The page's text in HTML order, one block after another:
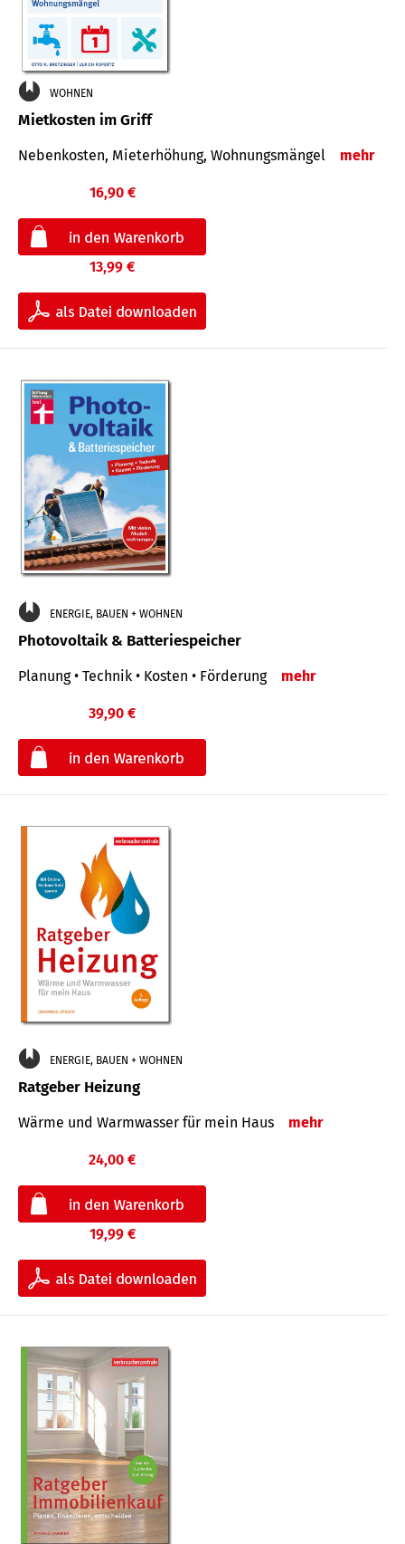
WOHNEN
Mietkosten im Griff
Nebenkosten, Mieterhöhung, Wohnungsmängel mehr
16,90 €
13,99 €
ENERGIE, BAUEN + WOHNEN
Photovoltaik & Batteriespeicher
Planung • Technik • Kosten • Förderung mehr
39,90 €
ENERGIE, BAUEN + WOHNEN
Ratgeber Heizung
Wärme und Warmwasser für mein Haus mehr
24,00 €
19,99 €